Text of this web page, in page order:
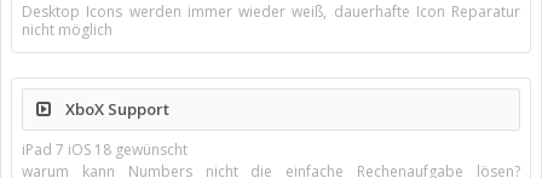
Desktop Icons werden immer wieder weiß, dauerhafte Icon Reparatur
nicht möglich
XboX Support
iPad 7 iOS 18 gewünscht
warum kann Numbers nicht die einfache Rechenaufgabe lösen?